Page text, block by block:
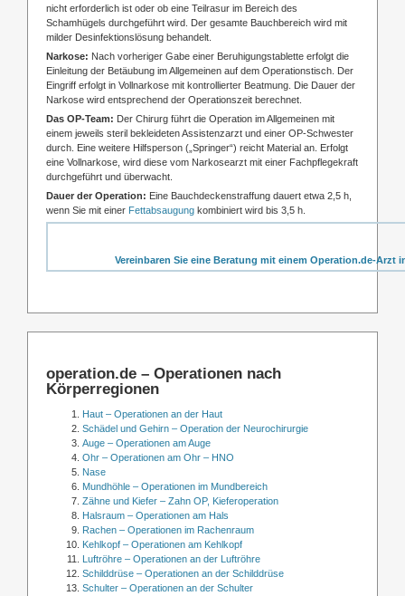
nicht erforderlich ist oder ob eine Teilrasur im Bereich des
Schamhügels durchgeführt wird. Der gesamte Bauchbereich wird mit
milder Desinfektionslösung behandelt.
Narkose: Nach vorheriger Gabe einer Beruhigungstablette erfolgt die
Einleitung der Betäubung im Allgemeinen auf dem Operationstisch. Der
Eingriff erfolgt in Vollnarkose mit kontrollierter Beatmung. Die Dauer der
Narkose wird entsprechend der Operationszeit berechnet.
Das OP-Team: Der Chirurg führt die Operation im Allgemeinen mit
einem jeweils steril bekleideten Assistenzarzt und einer OP-Schwester
durch. Eine weitere Hilfsperson („Springer“) reicht Material an. Erfolgt
eine Vollnarkose, wird diese vom Narkosearzt mit einer Fachpflegekraft
durchgeführt und überwacht.
Dauer der Operation: Eine Bauchdeckenstraffung dauert etwa 2,5 h,
wenn Sie mit einer Fettabsaugung kombiniert wird bis 3,5 h.
Vereinbaren Sie eine Beratung mit einem Operation.de-Arzt
operation.de – Operationen nach
Körperregionen
Haut – Operationen an der Haut
Schädel und Gehirn – Operation der Neurochirurgie
Auge – Operationen am Auge
Ohr – Operationen am Ohr – HNO
Nase
Mundhöhle – Operationen im Mundbereich
Zähne und Kiefer – Zahn OP, Kieferoperation
Halsraum – Operationen am Hals
Rachen – Operationen im Rachenraum
Kehlkopf – Operationen am Kehlkopf
Luftröhre – Operationen an der Luftröhre
Schilddrüse – Operationen an der Schilddrüse
Schulter – Operationen an der Schulter